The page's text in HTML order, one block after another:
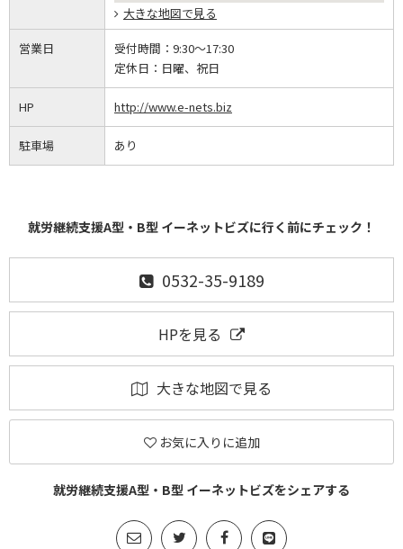
大きな地図で見る
営業日 受付時間： 9:30～17:30
定休日： 日曜、祝日
HP http://www.e-nets.biz
駐車場 あり
就労継続支援A型・B型 イーネットビズに行く前にチェック！
0532-35-9189
HPを見る
大きな地図で見る
お気に入りに追加
就労継続支援A型・B型 イーネットビズをシェアする